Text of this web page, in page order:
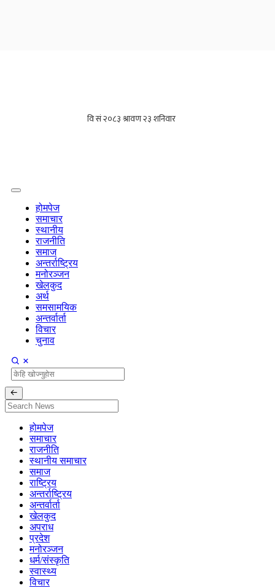
होमपेज
समाचार
स्थानीय
राजनीति
समाज
अन्तर्राष्ट्रिय
मनोरञ्जन
खेलकुद
अर्थ
समसामयिक
अन्तर्वार्ता
विचार
चुनाव
होमपेज
समाचार
राजनीति
स्थानीय समाचार
समाज
राष्ट्रिय
अन्तर्राष्ट्रिय
अन्तर्वार्ता
खेलकुद
अपराध
प्रदेश
मनोरञ्जन
धर्म/संस्कृति
स्वास्थ्य
विचार